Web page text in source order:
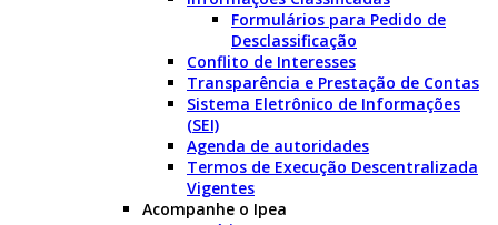
Formulários para Pedido de
Desclassificação
Conflito de Interesses
Transparência e Prestação de Contas
Sistema Eletrônico de Informações
(SEI)
Agenda de autoridades
Termos de Execução Descentralizada
Vigentes
Acompanhe o Ipea